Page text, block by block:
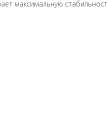
максимальную